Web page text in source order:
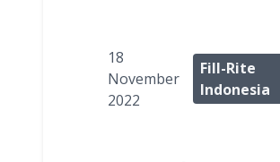
18
November
2022
Fill-Rite
Indonesia